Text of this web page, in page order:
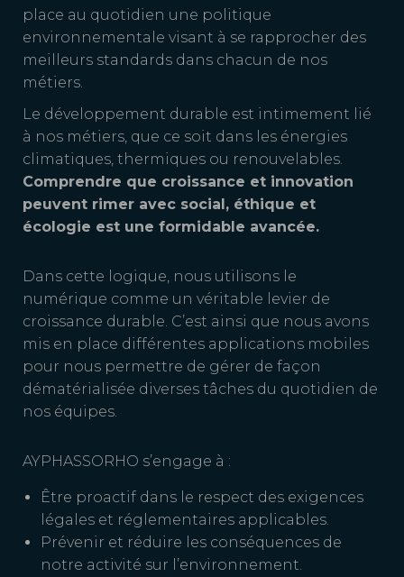
place au quotidien une politique
environnementale visant à se rapprocher des
meilleurs standards dans chacun de nos
métiers.
Le développement durable est intimement lié
à nos métiers, que ce soit dans les énergies
climatiques, thermiques ou renouvelables.
Comprendre que croissance et innovation
peuvent rimer avec social, éthique et
écologie est une formidable avancée.
Dans cette logique, nous utilisons le
numérique comme un véritable levier de
croissance durable. C’est ainsi que nous avons
mis en place différentes applications mobiles
pour nous permettre de gérer de façon
dématérialisée diverses tâches du quotidien de
nos équipes.
AYPHASSORHO s’engage à :
Être proactif dans le respect des exigences
légales et réglementaires applicables.
Prévenir et réduire les conséquences de
notre activité sur l’environnement.